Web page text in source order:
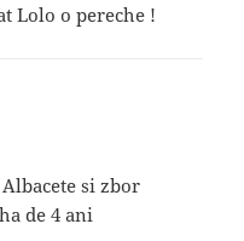
Lolo o pereche !
si zbor
de 4 ani